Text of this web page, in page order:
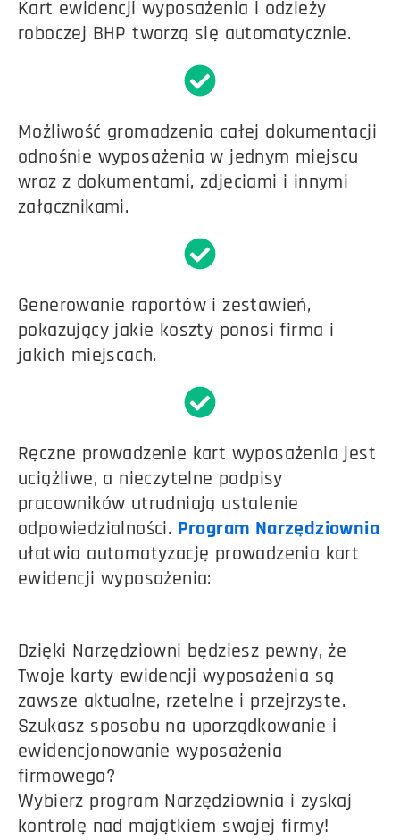
Kart ewidencji wyposażenia i odzieży
roboczej BHP tworzą się automatycznie.
Możliwość gromadzenia całej dokumentacji
odnośnie wyposażenia w jednym miejscu
wraz z dokumentami, zdjęciami i innymi
załącznikami.
Generowanie raportów i zestawień,
pokazujący jakie koszty ponosi firma i
jakich miejscach.
Ręczne prowadzenie kart wyposażenia jest
uciążliwe, a nieczytelne podpisy
pracowników utrudniają ustalenie
odpowiedzialności. Program Narzędziownia
ułatwia automatyzację prowadzenia kart
ewidencji wyposażenia:
Dzięki Narzędziowni będziesz pewny, że
Twoje karty ewidencji wyposażenia są
zawsze aktualne, rzetelne i przejrzyste.
Szukasz sposobu na uporządkowanie i
ewidencjonowanie wyposażenia
firmowego?
Wybierz program Narzędziownia i zyskaj
kontrolę nad majątkiem swojej firmy!